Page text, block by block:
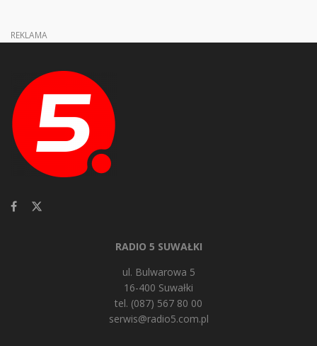
REKLAMA
RADIO 5 SUWAŁKI
ul. Bulwarowa 5
16-400 Suwałki
tel. (087) 567 80 00
serwis@radio5.com.pl